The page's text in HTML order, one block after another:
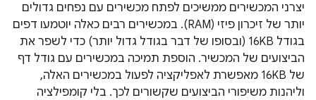
יצרני המכשירים ממשיכים לפתח מכשירים עם נפחים גדולים
יותר של זיכרון פיזי (RAM). במכשירים רבים כאלה יוטמעו דפים
בגודל 16KB (ובסופו של דבר בגודל גדול יותר) כדי לשפר את
הביצועים של המכשיר. הוספת תמיכה במכשירים עם גודל דף
של 16KB מאפשרת לאפליקציה לפעול במכשירים האלה,
וליהנות משיפורי הביצועים שקשורים לכך. בלי קומפילציה